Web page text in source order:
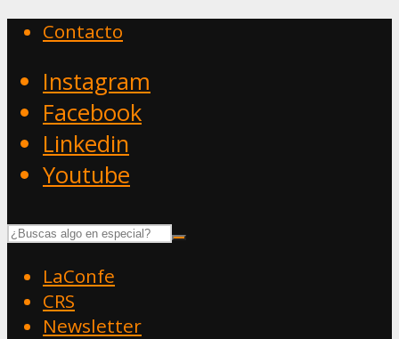
Contacto
Instagram
Facebook
Linkedin
Youtube
LaConfe
CRS
Newsletter